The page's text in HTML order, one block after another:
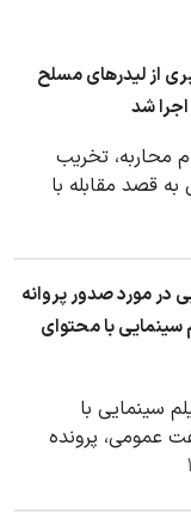
از لیدرهای مسلح
محاربه، تخریب
قصد مقابله با
ایران و
در مورد صدور پروانه
با محتوای
سینمایی با
عمومی، پرونده
ان تشکیل